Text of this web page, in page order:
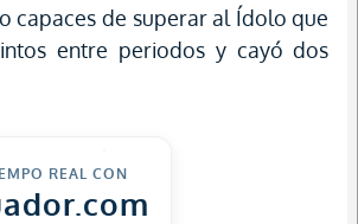
capaces de superar al Ídolo que
entre periodos y cayó dos
REAL CON